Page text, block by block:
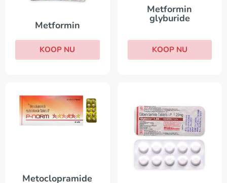
Metformin
KOOP NU
Metformin
glyburide
KOOP NU
Metoclopramide